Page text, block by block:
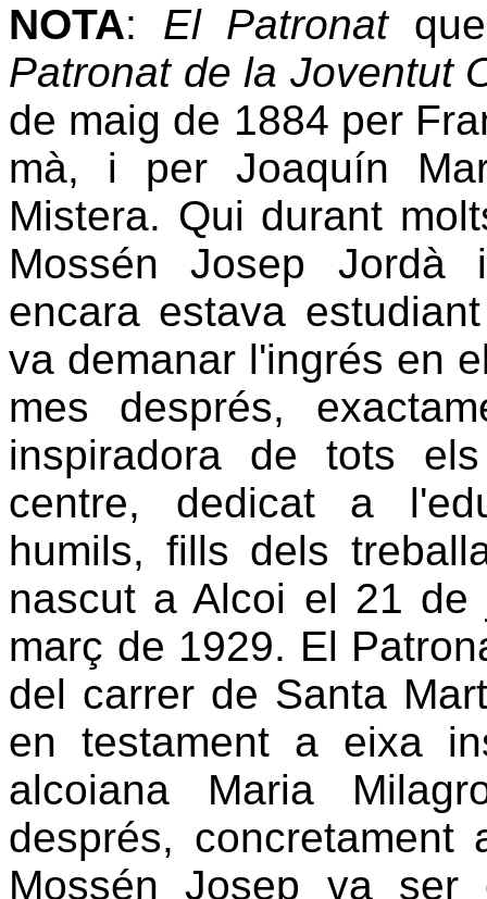
NOTA: El Patronatque
Patronat de la Joventut
de maig de 1884 per
mà, i per Joaquín
Mistera. Qui durant
Mossén Josep Jordà
encara estava
va demanar l'ingrés en
mes després,
inspiradora de tots
centre, dedicat a
humils, fills dels
nascut a Alcoi el 21
març de 1929. El
del carrer de Santa
en testament a eixa
alcoiana Maria
després,
Mossén Josep va ser